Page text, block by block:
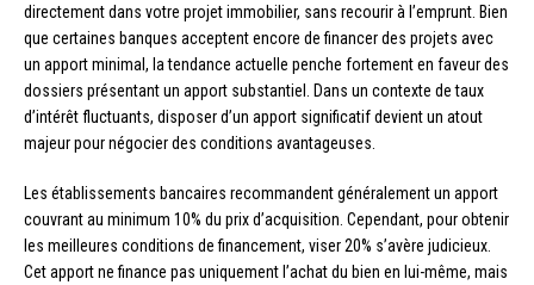
directement dans votre projet immobilier, sans recourir à l’emprunt. Bien
que certaines banques acceptent encore de financer des projets avec
un apport minimal, la tendance actuelle penche fortement en faveur des
dossiers présentant un apport substantiel. Dans un contexte de taux
d’intérêt fluctuants, disposer d’un apport significatif devient un atout
majeur pour négocier des conditions avantageuses.
Les établissements bancaires recommandent généralement un apport
couvrant au minimum 10% du prix d’acquisition. Cependant, pour obtenir
les meilleures conditions de financement, viser 20% s’avère judicieux.
Cet apport ne finance pas uniquement l’achat du bien en lui-même, mais